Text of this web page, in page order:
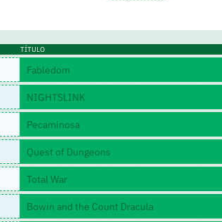
TÍTULO
Fabledom
NIGHTSLINK
Pecaminosa
Quest of Dungeons
Total War
Bowin and the Count Dracula